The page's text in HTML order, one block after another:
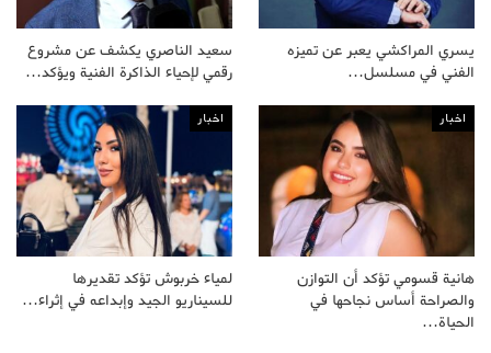
يسري المراكشي يعبر عن تميزه
الفني في مسلسل…
سعيد الناصري يكشف عن مشروع
رقمي لإحياء الذاكرة الفنية ويؤكد…
اخبار
هانية قسومي تؤكد أن التوازن
والصراحة أساس نجاحها في
الحياة…
اخبار
لمياء خربوش تؤكد تقديرها
للسيناريو الجيد وإبداعه في إثراء…